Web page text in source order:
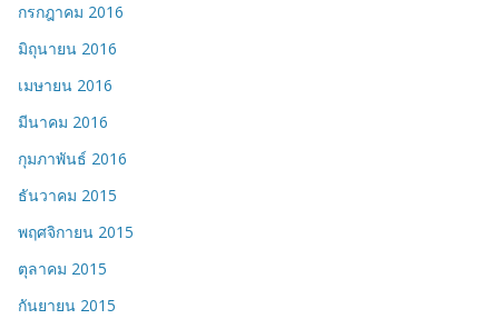
กรกฎาคม 2016
มิถุนายน 2016
เมษายน 2016
มีนาคม 2016
กุมภาพันธ์ 2016
ธันวาคม 2015
พฤศจิกายน 2015
ตุลาคม 2015
กันยายน 2015